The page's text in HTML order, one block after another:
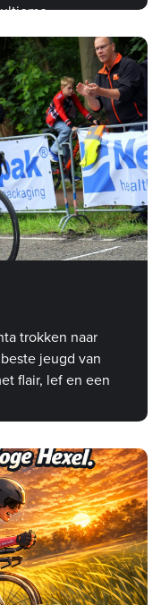
trokken naar
jeugd van
flair, lef en een